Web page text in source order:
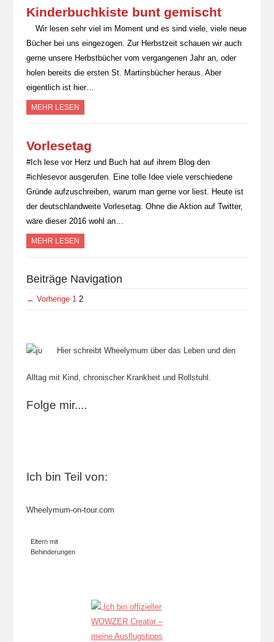
Kinderbuchkiste bunt gemischt
Wir lesen sehr viel im Moment und es sind viele, viele neue
Bücher bei uns eingezogen. Zur Herbstzeit schauen wir auch
gerne unsere Herbstbücher vom vergangenen Jahr an, oder
holen bereits die ersten St. Martinsbücher heraus. Aber
eigentlich ist hier…
MEHR LESEN
Vorlesetag
#Ich lese vor Herz und Buch hat auf ihrem Blog den
#ichlesevor ausgerufen. Eine tolle Idee viele verschiedene
Gründe aufzuschreiben, warum man gerne vor liest. Heute ist
der deutschlandweite Vorlesetag. Ohne die Aktion auf Twitter,
wäre dieser 2016 wohl an…
MEHR LESEN
Beiträge Navigation
← Vorherige 1 2
Hier schreibt Wheelymum über das Leben und den
Alltag mit Kind, chronischer Krankheit und Rollstuhl.
Folge mir....
Ich bin Teil von:
Wheelymum-on-tour.com
Eltern mit
Behinderungen